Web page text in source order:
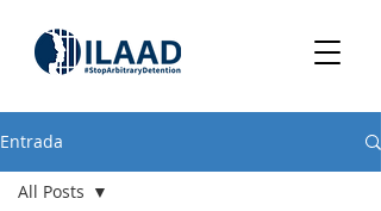
Entrada
All Posts